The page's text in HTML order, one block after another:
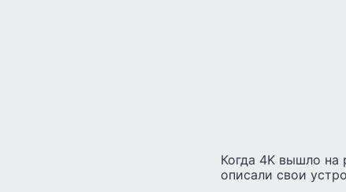
Когда 4K вышло на
описали свои